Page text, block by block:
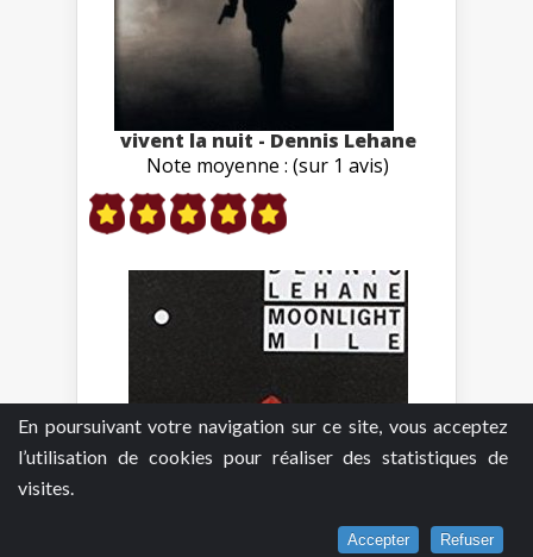
En poursuivant votre navigation sur ce site, vous acceptez
l’utilisation de cookies pour réaliser des statistiques de
visites.
Accepter Refuser
vivent la nuit - Dennis Lehane
Note moyenne : (sur 1 avis)